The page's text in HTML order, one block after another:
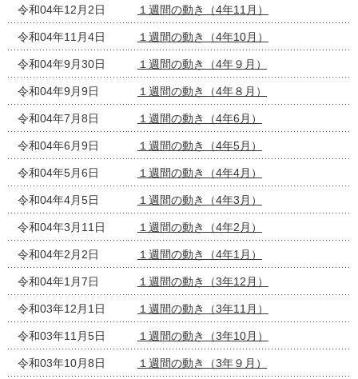
令和04年12月2日 １週間の動き（4年11月）
令和04年11月4日 １週間の動き（4年10月）
令和04年9月30日 １週間の動き（4年９月）
令和04年9月9日 １週間の動き（4年８月）
令和04年7月8日 １週間の動き（4年6月）
令和04年6月9日 １週間の動き（4年5月）
令和04年5月6日 １週間の動き（4年4月）
令和04年4月5日 １週間の動き（4年3月）
令和04年3月11日 １週間の動き（4年2月）
令和04年2月2日 １週間の動き（4年1月）
令和04年1月7日 １週間の動き（3年12月）
令和03年12月1日 １週間の動き（3年11月）
令和03年11月5日 １週間の動き（3年10月）
令和03年10月8日 １週間の動き（3年９月）